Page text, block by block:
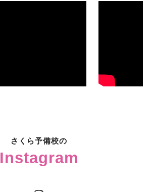
さくら予備校の
Instagram